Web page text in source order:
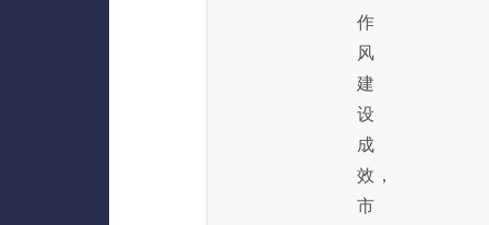
作
风
建
设
成
效，
市